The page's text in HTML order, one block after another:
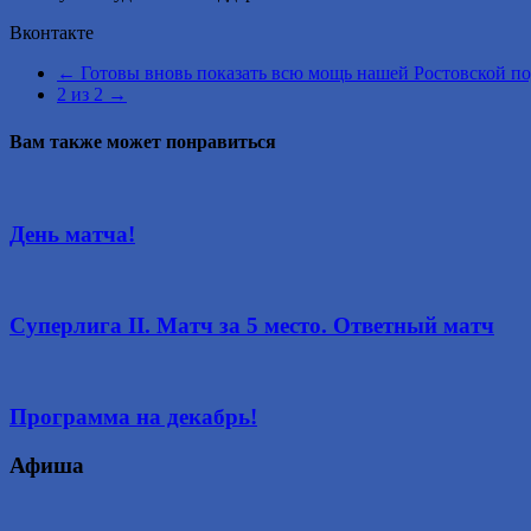
Вконтакте
← Готовы вновь показать всю мощь нашей Ростовской
2 из 2 →
Вам также может понравиться
День матча!
Суперлига II. Матч за 5 место. Ответный матч
Программа на декабрь!
Афиша